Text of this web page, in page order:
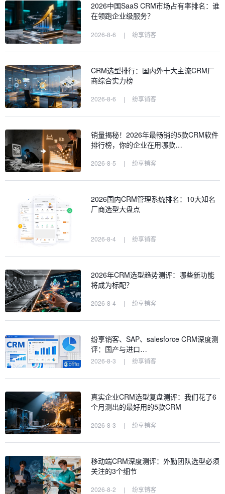
2026中国SaaS CRM市场占有率排名：谁
在领跑企业级服务？
2026-8-6 | 纷享销客
CRM选型排行：国内外十大主流CRM厂
商综合实力榜
2026-8-6 | 纷享销客
销量揭秘！2026年最畅销的5款CRM软件
排行榜，你的企业在用哪款…
2026-8-5 | 纷享销客
2026国内CRM管理系统排名：10大知名
厂商选型大盘点
2026-8-4 | 纷享销客
2026年CRM选型趋势测评：哪些新功能
将成为标配？
2026-8-4 | 纷享销客
纷享销客、SAP、salesforce CRM深度测
评：国产与进口…
2026-8-3 | 纷享销客
真实企业CRM选型复盘测评：我们花了6
个月测出的最好用的5款CRM
2026-8-3 | 纷享销客
移动端CRM深度测评：外勤团队选型必须
关注的3个细节
2026-8-2 | 纷享销客